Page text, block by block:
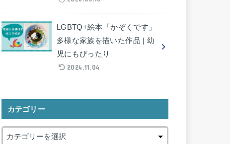
LGBTQ+絵本「かぞくです」
多様な家族を描いた作品 | 幼
児にもぴったり
2024.11.04
カテゴリー